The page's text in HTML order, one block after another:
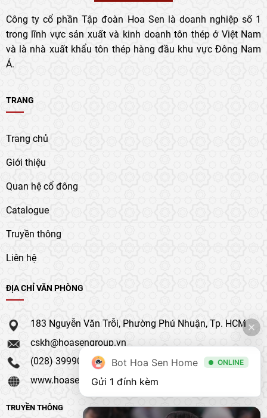
Công ty cổ phần Tập đoàn Hoa Sen là doanh nghiệp số 1
trong lĩnh vực sản xuất và kinh doanh tôn thép ở Việt Nam
và là nhà xuất khẩu tôn thép hàng đầu khu vực Đông Nam
Á.
TRANG
Trang chủ
Giới thiệu
Quan hệ cổ đông
Catalogue
Truyền thông
Liên hệ
ĐỊA CHỈ VĂN PHÒNG
183 Nguyễn Văn Trỗi, Phường Phú Nhuận, Tp. HCM
cskh@hoasengroup.vn
(028) 39990 111
www.hoasengroup.vn
TRUYỀN THÔNG
Bot Hoa Sen Home ONLINE
Gửi 1 đính kèm